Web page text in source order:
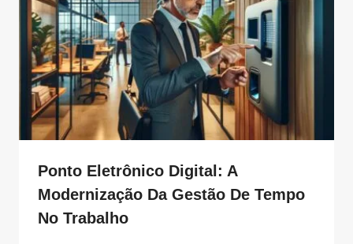
Ponto Eletrônico Digital: A
Modernização Da Gestão De Tempo
No Trabalho